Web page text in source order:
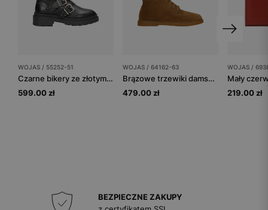
WOJAS / 55252-51
Czarne bikery ze złotymi nitami
599.00 zł
WOJAS / 64162-63
Brązowe trzewiki damskie z mokasynowym przeszyciem
479.00 zł
WOJAS /
219.00 zł
BEZPIECZNE ZAKUPY